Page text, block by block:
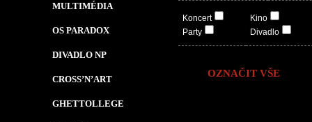
MULTIMÉDIA
OS PARADOX
DIVADLO NP
CROSS’N’ART
GHETTOLLEGE
Koncert
Party
Kino
Divadlo
OZNAČIT VŠE